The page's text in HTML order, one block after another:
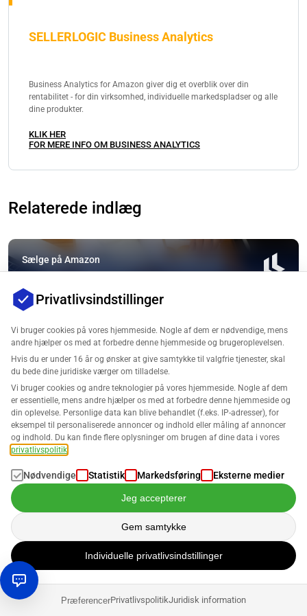
SELLERLOGIC Business Analytics
Business Analytics for Amazon giver dig et overblik over din
rentabilitet - for din virksomhed, individuelle markedspladser og alle
dine produkter.
KLIK HER
FOR MERE INFO OM BUSINESS ANALYTICS
Relaterede indlæg
Sælge på Amazon
Markedspladsen
Robin Bals
Sælge på Amazon
Sælge produkter på Amazon: Hvordan man
succesfuldt placerer sine tilbud på markedet
Robin Bals
Privatlivsindstillinger
Vi bruger cookies på vores hjemmeside. Nogle af dem er nødvendige, mens
andre hjælper os med at forbedre denne hjemmeside og brugeroplevelsen.
Hvis du er under 16 år og ønsker at give samtykke til valgfrie tjenester, skal
du bede dine juridiske værger om tilladelse.
Vi bruger cookies og andre teknologier på vores hjemmeside. Nogle af dem
er essentielle, mens andre hjælper os med at forbedre denne hjemmeside og
din oplevelse. Personlige data kan blive behandlet (f.eks. IP-adresser), for
eksempel til personaliserede annoncer og indhold eller måling af annoncer
og indhold. Du kan finde flere oplysninger om brugen af dine data i vores
privatlivspolitik
Nødvendige Statistik Markedsføring Eksterne medier
Jeg accepterer
Gem samtykke
Individuelle privatlivsindstillinger
PræferencerPrivatlivspolitikJuridisk information